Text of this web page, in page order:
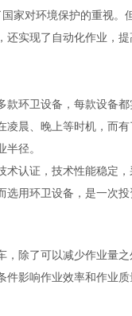
家对环境保护的重视。
实现了自动化作业，提
环卫设备，每款设备
晨、晚上等时机，而
径。
认证，技术性能稳定
用环卫设备，是一次
，除了可以减少作业量
影响作业效率和作业质